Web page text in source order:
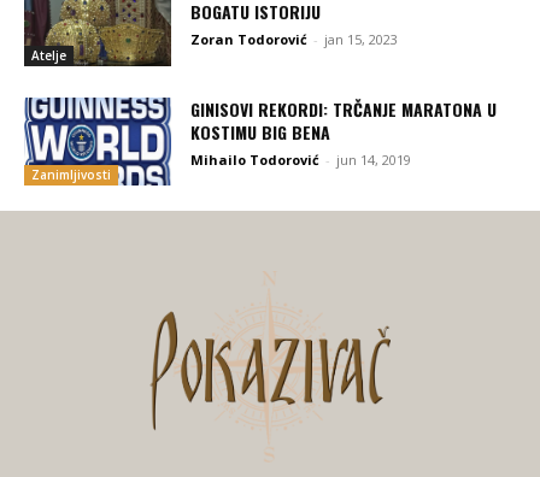
Atelje
BOGATU ISTORIJU
Zoran Todorović - jan 15, 2023
Zanimljivosti
GINISOVI REKORDI: TRČANJE MARATONA U
KOSTIMU BIG BENA
Mihailo Todorović - jun 14, 2019